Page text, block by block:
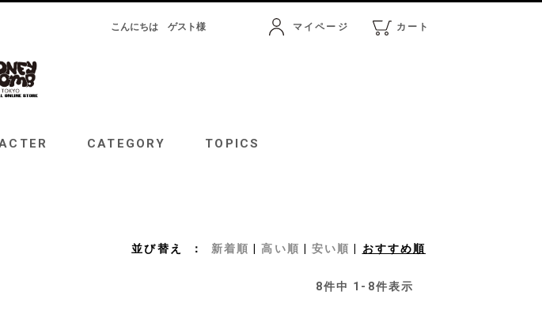
こんにちはゲスト様 マイページ カート
CATEGORY TOPICS
並び替え 新着順 高い順 安い順 おすすめ順
8件中 1 - 8件表示